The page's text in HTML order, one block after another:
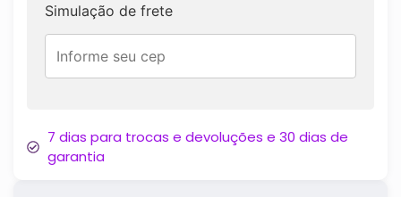
Simulação de frete
7 dias para trocas e devoluções e 30 dias de
garantia